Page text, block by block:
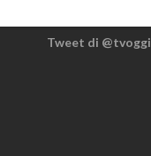
Tweet di @tvoggi